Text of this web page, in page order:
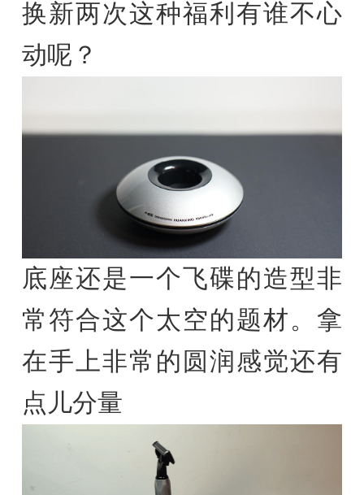
换新两次这种福利有谁不心
动呢？
底座还是一个飞碟的造型非
常符合这个太空的题材。拿
在手上非常的圆润感觉还有
点儿分量